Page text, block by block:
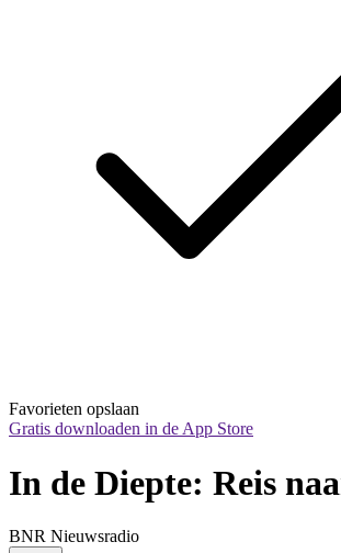
Favorieten opslaan
Gratis downloaden in de App Store
In de Diepte: Reis
BNR Nieuwsradio